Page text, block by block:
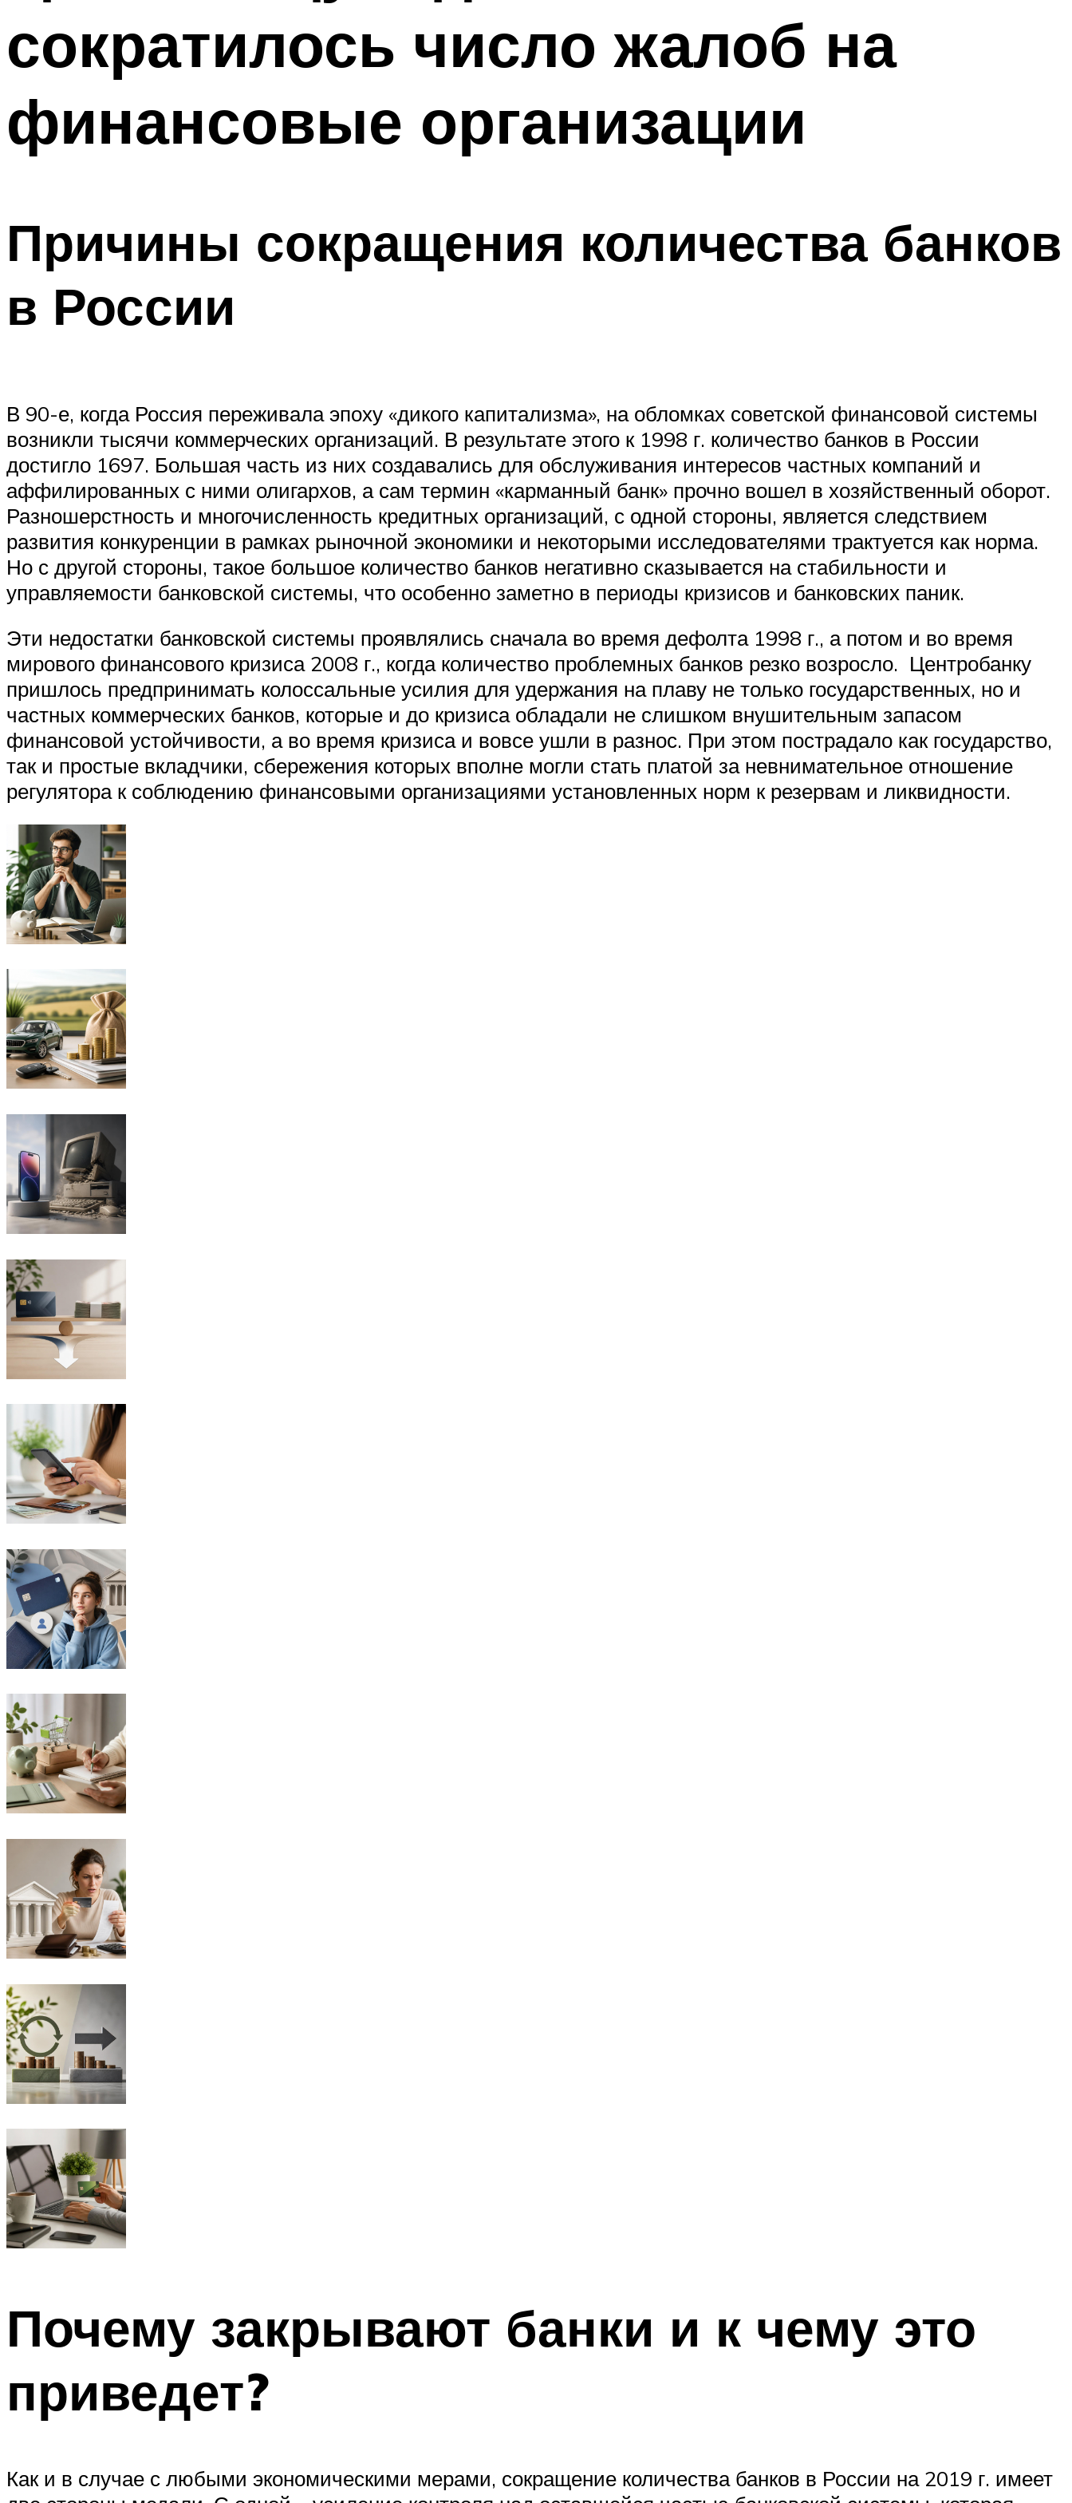
сократилось число жалоб на
финансовые организации
Причины сокращения количества банков
в России
В 90-е, когда Россия переживала эпоху «дикого капитализма», на обломках советской финансовой системы
возникли тысячи коммерческих организаций. В результате этого к 1998 г. количество банков в России
достигло 1697. Большая часть из них создавались для обслуживания интересов частных компаний и
аффилированных с ними олигархов, а сам термин «карманный банк» прочно вошел в хозяйственный оборот.
Разношерстность и многочисленность кредитных организаций, с одной стороны, является следствием
развития конкуренции в рамках рыночной экономики и некоторыми исследователями трактуется как норма.
Но с другой стороны, такое большое количество банков негативно сказывается на стабильности и
управляемости банковской системы, что особенно заметно в периоды кризисов и банковских паник.
Эти недостатки банковской системы проявлялись сначала во время дефолта 1998 г., а потом и во время
мирового финансового кризиса 2008 г., когда количество проблемных банков резко возросло. Центробанку
пришлось предпринимать колоссальные усилия для удержания на плаву не только государственных, но и
частных коммерческих банков, которые и до кризиса обладали не слишком внушительным запасом
финансовой устойчивости, а во время кризиса и вовсе ушли в разнос. При этом пострадало как государство,
так и простые вкладчики, сбережения которых вполне могли стать платой за невнимательное отношение
регулятора к соблюдению финансовыми организациями установленных норм к резервам и ликвидности.
Почему закрывают банки и к чему это
приведет?
Как и в случае с любыми экономическими мерами, сокращение количества банков в России на 2019 г. имеет